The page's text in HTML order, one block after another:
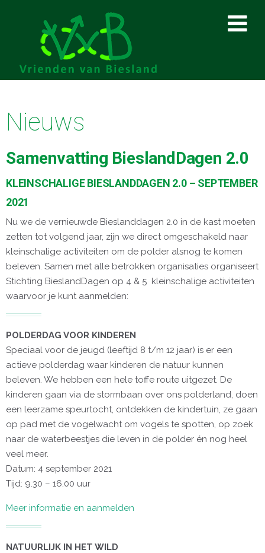
Nieuws
Samenvatting BieslandDagen 2.0
KLEINSCHALIGE BIESLANDDAGEN 2.0 – SEPTEMBER
2021
Nu we de vernieuwde Bieslanddagen 2.0 in de kast moeten
zetten tot volgend jaar, zijn we direct omgeschakeld naar
kleinschalige activiteiten om de polder alsnog te komen
beleven. Samen met alle betrokken organisaties organiseert
Stichting BieslandDagen op 4 & 5 kleinschalige activiteiten
waarvoor je kunt aanmelden:
POLDERDAG VOOR KINDEREN
Speciaal voor de jeugd (leeftijd 8 t/m 12 jaar) is er een
actieve polderdag waar kinderen de natuur kunnen
beleven. We hebben een hele toffe route uitgezet. De
kinderen gaan via de stormbaan over ons polderland, doen
een leerzame speurtocht, ontdekken de kindertuin, ze gaan
op pad met de vogelwacht om vogels te spotten, op zoek
naar de waterbeestjes die leven in de polder én nog heel
veel meer.
Datum: 4 september 2021
Tijd: 9.30 – 16.00 uur
Meer informatie en aanmelden
NATUURLIJK IN HET WILD